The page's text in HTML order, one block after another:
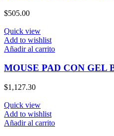
$505.00
Quick view
Add to wishlist
Añadir al carrito
MOUSE PAD CON GEL
$1,127.30
Quick view
Add to wishlist
Añadir al carrito